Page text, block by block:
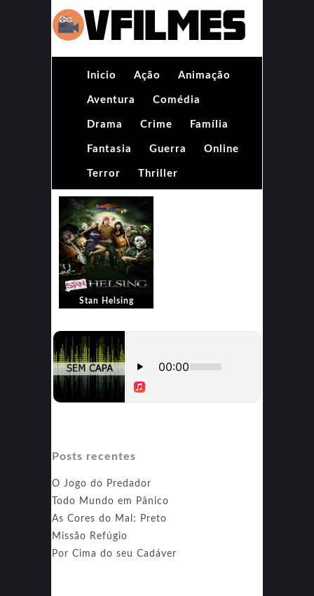
Inicio Ação Animação
Aventura Comédia
Drama Crime Família
Fantasia Guerra Online
Terror Thriller
Stan Helsing
Posts recentes
O Jogo do Predador
Todo Mundo em Pânico
As Cores do Mal: Preto
Missão Refúgio
Por Cima do seu Cadáver